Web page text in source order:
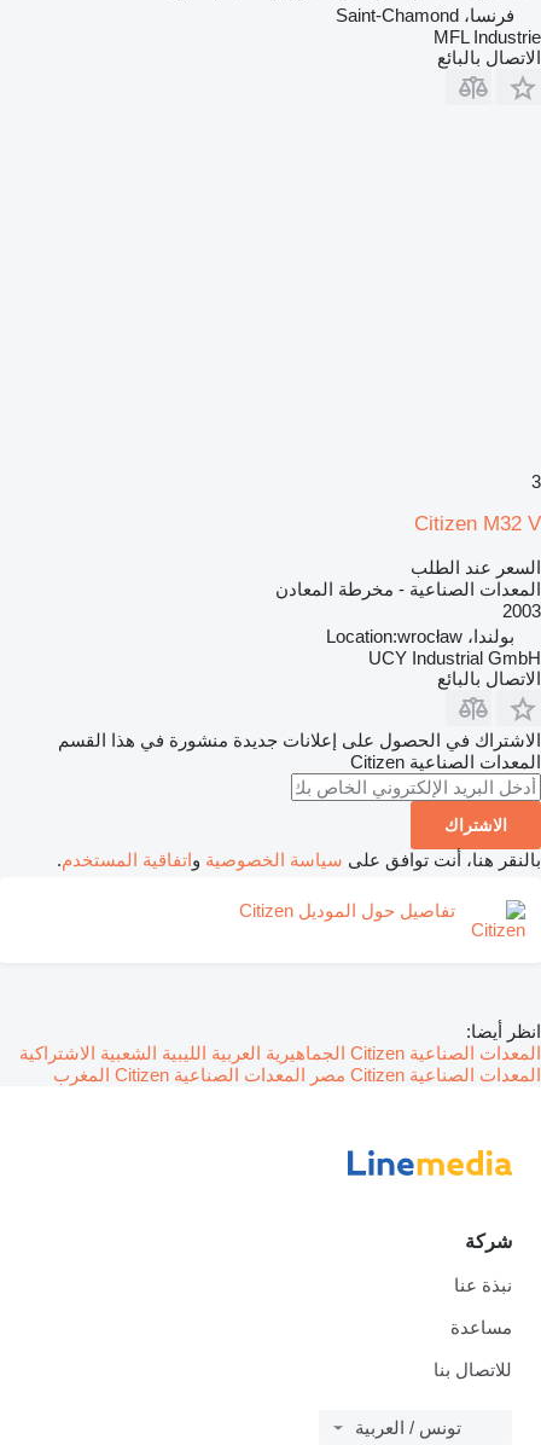
فرنسا، Saint-Chamond
MFL Industrie
الاتصال بالبائع
3
Citizen M32 V
السعر عند الطلب
المعدات الصناعية - مخرطة المعادن
2003
بولندا، Location:wrocław
UCY Industrial GmbH
الاتصال بالبائع
الاشتراك في الحصول على إعلانات جديدة منشورة في هذا القسم
المعدات الصناعية Citizen
الاشتراك
بالنقر هنا، أنت توافق على سياسة الخصوصية واتفاقية المستخدم.
تفاصيل حول الموديل Citizen
انظر أيضا:
المعدات الصناعية Citizen الجماهيرية العربية الليبية الشعبية الاشتراكية
المعدات الصناعية Citizen مصر
المعدات الصناعية Citizen المغرب
شركة
نبذة عنا
مساعدة
للاتصال بنا
تونس / العربية